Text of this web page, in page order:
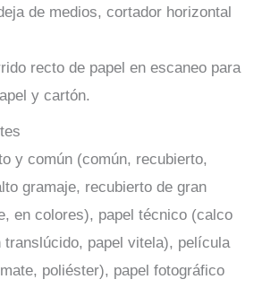
de medios, cortador horizontal
recto de papel en escaneo para
y cartón.
y común (común, recubierto,
gramaje, recubierto de gran
en colores), papel técnico (calco
translúcido, papel vitela), película
poliéster), papel fotográfico